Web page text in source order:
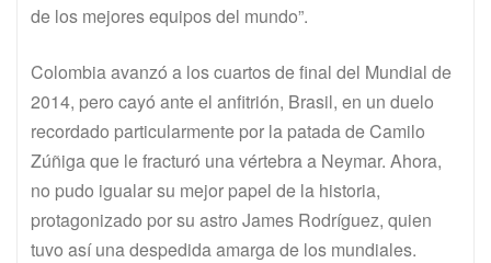
de los mejores equipos del mundo”.
Colombia avanzó a los cuartos de final del Mundial de
2014, pero cayó ante el anfitrión, Brasil, en un duelo
recordado particularmente por la patada de Camilo
Zúñiga que le fracturó una vértebra a Neymar. Ahora,
no pudo igualar su mejor papel de la historia,
protagonizado por su astro James Rodríguez, quien
tuvo así una despedida amarga de los mundiales.